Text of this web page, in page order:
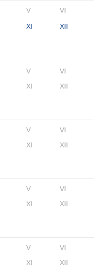
V VI
XI XII
V
VI
XI XII
V
VI
XI XII
V
VI
XI XII
V
VI
XI XII